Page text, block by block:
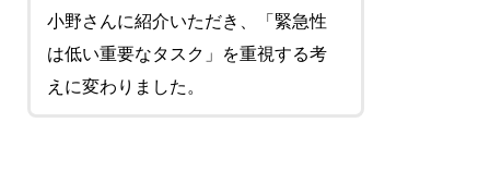
小野さんに紹介いただき、「緊急性
は低い重要なタスク」を重視する考
えに変わりました。